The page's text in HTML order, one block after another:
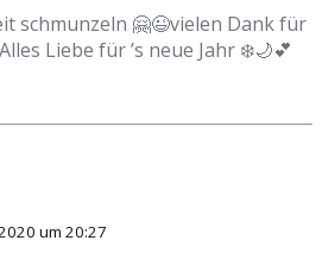
schmunzeln 🤗😉vielen Dank für
Liebe für ’s neue Jahr ❄️🌙💕
um 20:27